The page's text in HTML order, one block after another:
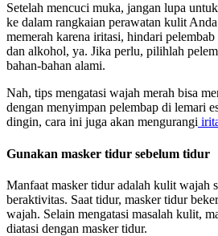
Setelah mencuci muka, jangan lupa
ke dalam rangkaian perawatan kulit
memerah karena iritasi, hindari
dan alkohol, ya. Jika perlu, pilihlah
bahan-bahan alami.
Nah, tips mengatasi wajah merah bisa
dengan menyimpan pelembap di lemari
dingin, cara ini juga akan mengurangi
Gunakan masker tidur sebelum tidur
Manfaat masker tidur adalah kulit wajah
beraktivitas. Saat tidur, masker tidur
wajah. Selain mengatasi masalah kulit,
diatasi dengan masker tidur.